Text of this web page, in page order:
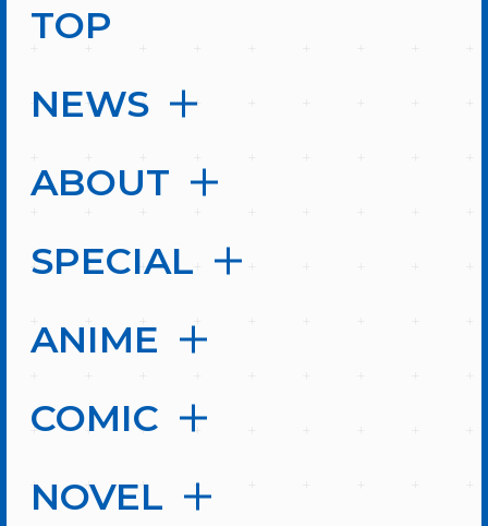
TOP
NEWS
ABOUT
SPECIAL
ANIME
COMIC
NOVEL